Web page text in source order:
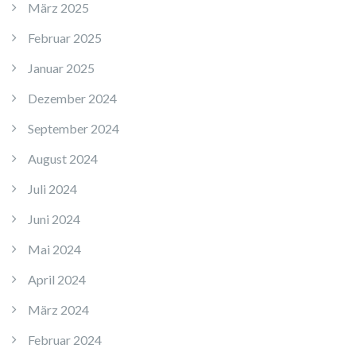
März 2025
Februar 2025
Januar 2025
Dezember 2024
September 2024
August 2024
Juli 2024
Juni 2024
Mai 2024
April 2024
März 2024
Februar 2024